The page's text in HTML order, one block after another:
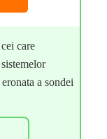
care
a sondei